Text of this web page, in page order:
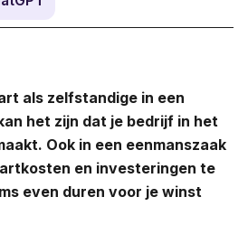
als zelfstandige in een
het zijn dat je bedrijf in het
Ook in een eenmanszaak
en investeringen te
even duren voor je winst